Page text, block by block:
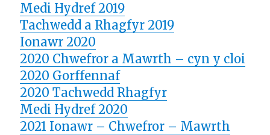
Medi Hydref 2019
Tachwedd a Rhagfyr 2019
Ionawr 2020
2020 Chwefror a Mawrth – cyn y cloi
2020 Gorffennaf
2020 Tachwedd Rhagfyr
Medi Hydref 2020
2021 Ionawr – Chwefror – Mawrth